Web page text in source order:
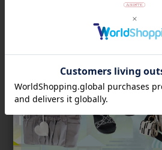
アイテムカテゴリ